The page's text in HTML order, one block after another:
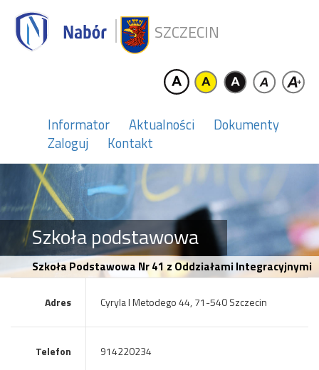
SZCZECIN
Informator Aktualności
Dokumenty
Zaloguj
Kontakt
Szkoła podstawowa
Szkoła Podstawowa Nr 41 z Oddziałami Integracyjnymi
Adres Cyryla I Metodego 44, 71-540 Szczecin
Telefon 914220234